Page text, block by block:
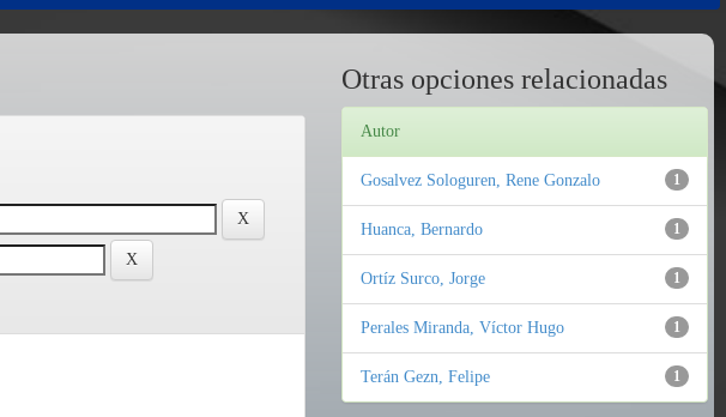
Otras opciones relacionadas
Autor
1
Gosalvez Sologuren, Rene Gonzalo
1
Huanca, Bernardo
1
Ortíz Surco, Jorge
1
Perales Miranda, Víctor Hugo
1
Terán Gezn, Felipe